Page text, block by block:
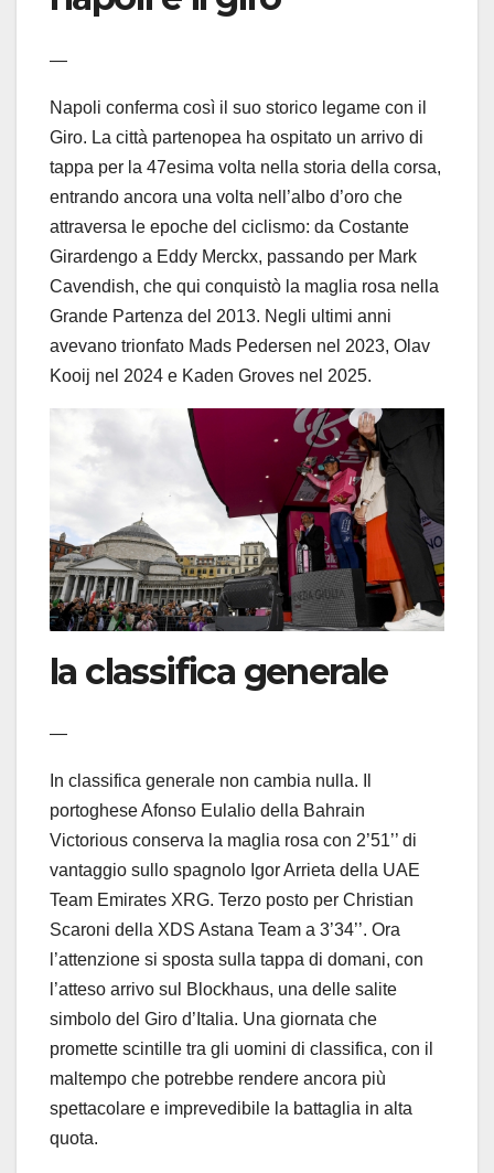
—
Napoli conferma così il suo storico legame con il
Giro. La città partenopea ha ospitato un arrivo di
tappa per la 47esima volta nella storia della corsa,
entrando ancora una volta nell’albo d’oro che
attraversa le epoche del ciclismo: da Costante
Girardengo a Eddy Merckx, passando per Mark
Cavendish, che qui conquistò la maglia rosa nella
Grande Partenza del 2013. Negli ultimi anni
avevano trionfato Mads Pedersen nel 2023, Olav
Kooij nel 2024 e Kaden Groves nel 2025.
la classifica generale
—
In classifica generale non cambia nulla. Il
portoghese Afonso Eulalio della Bahrain
Victorious conserva la maglia rosa con 2’51’’ di
vantaggio sullo spagnolo Igor Arrieta della UAE
Team Emirates XRG. Terzo posto per Christian
Scaroni della XDS Astana Team a 3’34’’. Ora
l’attenzione si sposta sulla tappa di domani, con
l’atteso arrivo sul Blockhaus, una delle salite
simbolo del Giro d’Italia. Una giornata che
promette scintille tra gli uomini di classifica, con il
maltempo che potrebbe rendere ancora più
spettacolare e imprevedibile la battaglia in alta
quota.